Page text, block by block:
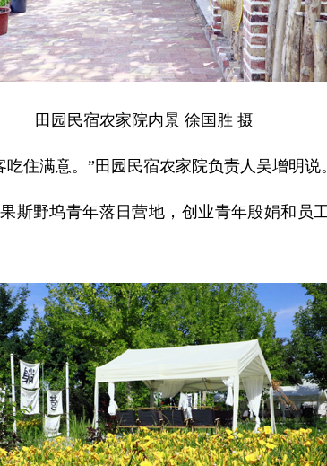
田园民宿农家院内景 徐国胜 摄
住满意。”田园民宿农家院负责人吴增明说。
斯野坞青年落日营地，创业青年殷娟和员